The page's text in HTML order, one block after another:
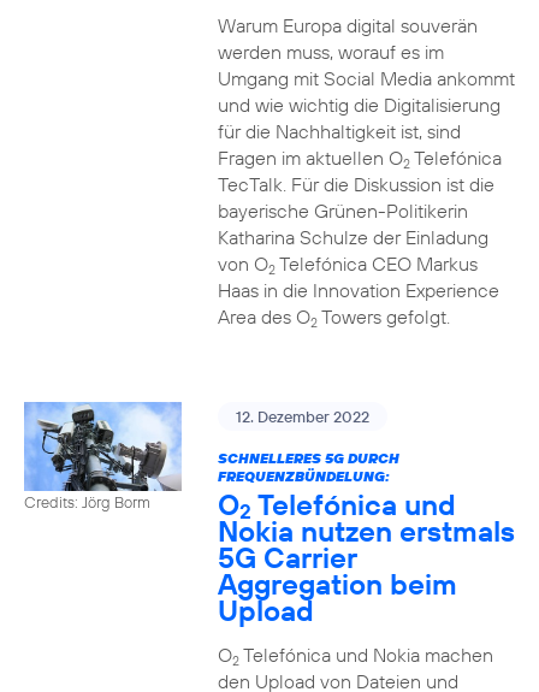
Warum Europa digital souverän
werden muss, worauf es im
Umgang mit Social Media ankommt
und wie wichtig die Digitalisierung
für die Nachhaltigkeit ist, sind
Fragen im aktuellen O2Telefónica
TecTalk. Für die Diskussion ist die
bayerische Grünen-Politikerin
Katharina Schulze der Einladung
von O2Telefónica CEO Markus
Haas in die Innovation Experience
Area des O2Towers gefolgt.
Credits: Jörg Borm
12. Dezember 2022
SCHNELLERES 5G DURCH
FREQUENZBÜNDELUNG:
O2 Telefónica und
Nokia nutzen erstmals
5G Carrier
Aggregation beim
Upload
O2Telefónica und Nokia machen
den Upload von Dateien und